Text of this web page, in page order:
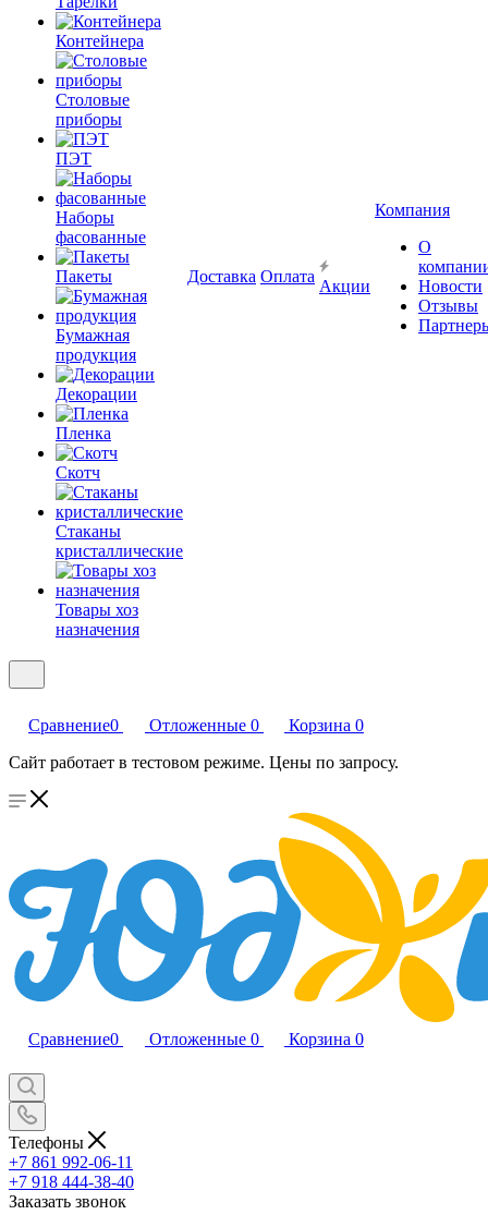
Контейнера
Столовые
приборы
ПЭТ
Наборы
фасованные
Пакеты
Бумажная
продукция
Декорации
Пленка
Скотч
Стаканы
кристаллические
Товары хоз
назначения
Доставка Оплата
Акции
Компания
О
Новости
Отзывы
Сравнение0 Отложенные 0 Корзина 0
Сайт работает в тестовом режиме. Цены по запросу.
Сравнение0 Отложенные 0 Корзина 0
Телефоны
+7 861 992-06-11
+7 918 444-38-40
Заказать звонок